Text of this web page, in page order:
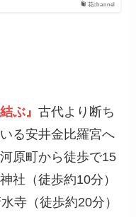
花channel
ぶ』古代より断ち
る安井金比羅宮へ
原町から徒歩で15
社（徒歩約10分）
寺（徒歩約20分）